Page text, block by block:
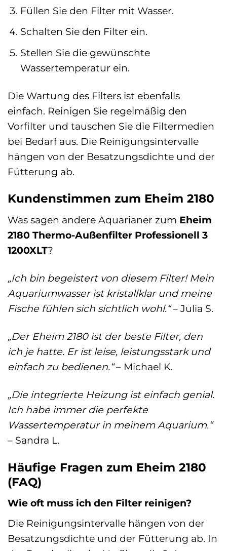
Füllen Sie den Filter mit Wasser.
Schalten Sie den Filter ein.
Stellen Sie die gewünschte
Wassertemperatur ein.
Die Wartung des Filters ist ebenfalls
einfach. Reinigen Sie regelmäßig den
Vorfilter und tauschen Sie die Filtermedien
bei Bedarf aus. Die Reinigungsintervalle
hängen von der Besatzungsdichte und der
Fütterung ab.
Kundenstimmen zum Eheim 2180
Was sagen andere Aquarianer zum Eheim
2180 Thermo-Außenfilter Professionell 3
1200XLT?
„Ich bin begeistert von diesem Filter! Mein
Aquariumwasser ist kristallklar und meine
Fische fühlen sich sichtlich wohl.“– Julia S.
„Der Eheim 2180 ist der beste Filter, den
ich je hatte. Er ist leise, leistungsstark und
einfach zu bedienen.“– Michael K.
„Die integrierte Heizung ist einfach genial.
Ich habe immer die perfekte
Wassertemperatur in meinem Aquarium.“
– Sandra L.
Häufige Fragen zum Eheim 2180
(FAQ)
Wie oft muss ich den Filter reinigen?
Die Reinigungsintervalle hängen von der
Besatzungsdichte und der Fütterung ab. In